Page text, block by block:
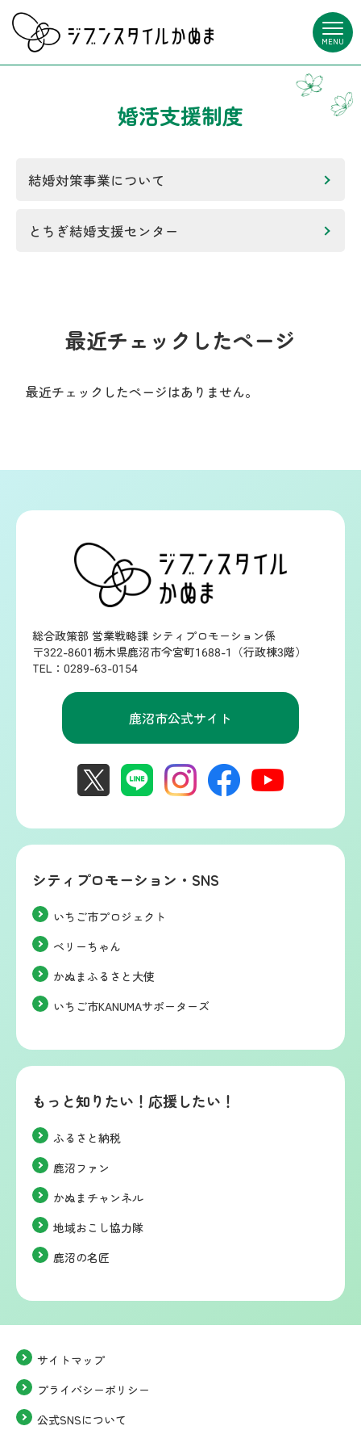
MENU
婚活支援制度
結婚対策事業について
とちぎ結婚支援センター
最近チェックしたページ
最近チェックしたページはありません。
総合政策部 営業戦略課 シティプロモーション係
〒322-8601栃木県鹿沼市今宮町1688-1（行政棟3階）
TEL：0289-63-0154
鹿沼市公式サイト
シティプロモーション・SNS
いちご市プロジェクト
ベリーちゃん
かぬまふるさと大使
いちご市KANUMAサポーターズ
もっと知りたい！応援したい！
ふるさと納税
鹿沼ファン
かぬまチャンネル
地域おこし協力隊
鹿沼の名匠
サイトマップ
プライバシーポリシー
公式SNSについて